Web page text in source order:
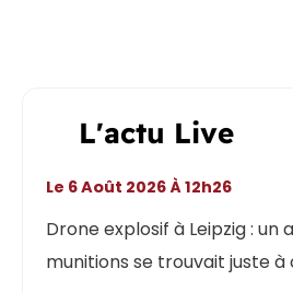
L'actu Live
Drone explosif à Leipzig : un
munitions se trouvait juste
Le 6 Août 2026 À 12h26